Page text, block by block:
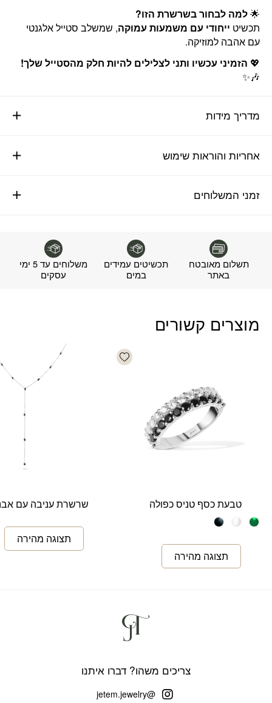
🌟למה לבחור בשרשרת הזו?
תכשיט ייחודי עם משמעות עמוקה, שמשלב סטייל אלגנטי
עם אהבה למוזיקה.
💖 הזמיני עכשיו ותני לצלילים להיות חלק מהסטייל שלך!
🎶✨
מדריך מידות
אחריות והוראות שימוש
זמני המשלוחים
תשלום מאובטח
באתר
תכשיטים עמידים
במים
משלוחים עד 5 ימי
עסקים
מוצרים קשורים
Add wishlist
טבעת כסף טניס כפולה שרשרת עניבה עם
צריכים משהו? דברו איתנו
@jetem.jewelry